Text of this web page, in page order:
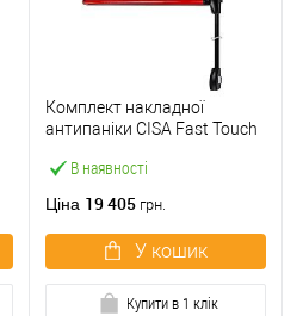
В наявності
Комплект накладної
антипаніки CISA Fast Touch
точковий вбік червона
Ціна 19 405 грн.
У кошик
Купити в 1 клік